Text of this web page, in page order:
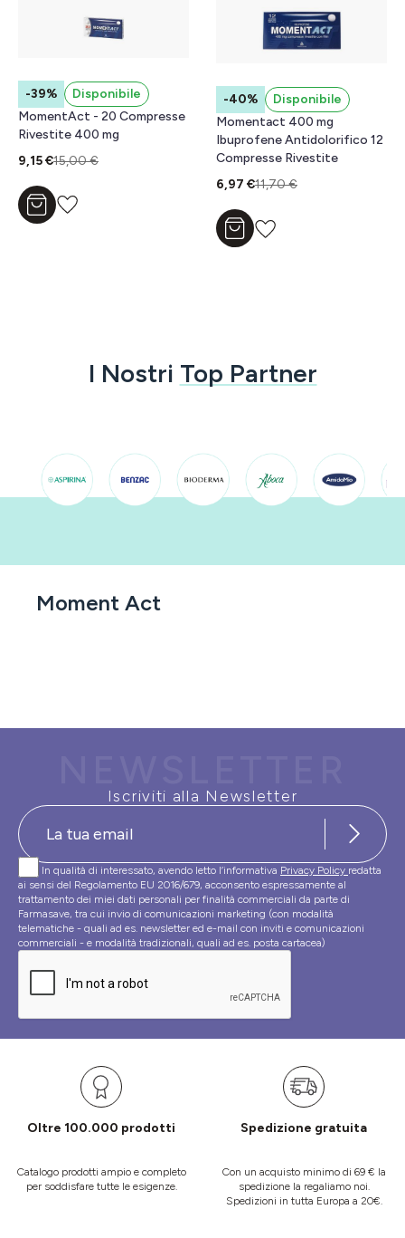
-39%
Disponibile
MomentAct - 20 Compresse
Rivestite 400 mg
9,15 €15,00 €
Aggiungi al carrello
-40%
Disponibile
Momentact 400 mg
Ibuprofene Antidolorifico 12
Compresse Rivestite
6,97 €11,70 €
Aggiungi al carrello
I Nostri Top Partner
Moment Act
Iscriviti alla Newsletter
In qualità di interessato, avendo letto l’informativa Privacy Policy redatta
ai sensi del Regolamento EU 2016/679, acconsento espressamente al
trattamento dei miei dati personali per finalità commerciali da parte di
Farmasave, tra cui invio di comunicazioni marketing (con modalità
telematiche - quali ad es. newsletter ed e-mail con inviti e comunicazioni
commerciali - e modalità tradizionali, quali ad es. posta cartacea)
Oltre 100.000 prodotti
Catalogo prodotti ampio e completo
per soddisfare tutte le esigenze.
Spedizione gratuita
Con un acquisto minimo di 69 € la
spedizione la regaliamo noi.
Spedizioni in tutta Europa a 20€.